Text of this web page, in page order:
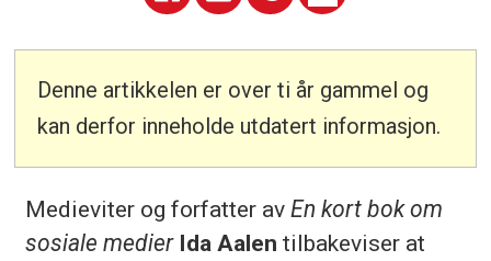
Denne artikkelen er over ti år gammel og
kan derfor inneholde utdatert informasjon.
Medieviter og forfatter av En kort bok om
sosiale medier Ida Aalen tilbakeviser at